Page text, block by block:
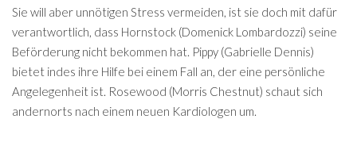
Sie will aber unnötigen Stress vermeiden, ist sie doch mit dafür
verantwortlich, dass Hornstock (Domenick Lombardozzi) seine
Beförderung nicht bekommen hat. Pippy (Gabrielle Dennis)
bietet indes ihre Hilfe bei einem Fall an, der eine persönliche
Angelegenheit ist. Rosewood (Morris Chestnut) schaut sich
andernorts nach einem neuen Kardiologen um.